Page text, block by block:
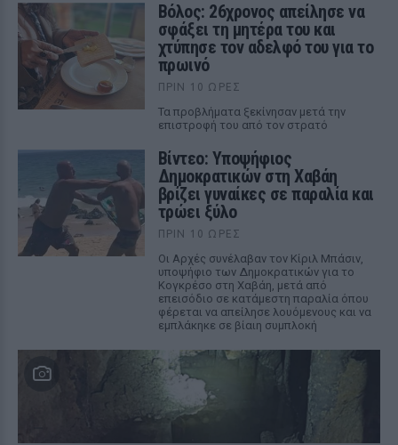
Βόλος: 26χρονος απείλησε να
σφάξει τη μητέρα του και
χτύπησε τον αδελφό του για το
πρωινό
ΠΡΙΝ 10 ΏΡΕΣ
Τα προβλήματα ξεκίνησαν μετά την
επιστροφή του από τον στρατό
Βίντεο: Υποψήφιος
Δημοκρατικών στη Χαβάη
βρίζει γυναίκες σε παραλία και
τρώει ξύλο
ΠΡΙΝ 10 ΏΡΕΣ
Οι Αρχές συνέλαβαν τον Κίριλ Μπάσιν,
υποψήφιο των Δημοκρατικών για το
Κογκρέσο στη Χαβάη, μετά από
επεισόδιο σε κατάμεστη παραλία όπου
φέρεται να απείλησε λουόμενους και να
εμπλάκηκε σε βίαιη συμπλοκή